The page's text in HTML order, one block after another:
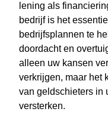
lening als
bedrijf is het
bedrijfsplannen te
doordacht en
alleen uw kansen
verkrijgen, maar het
van geldschieters in
versterken.